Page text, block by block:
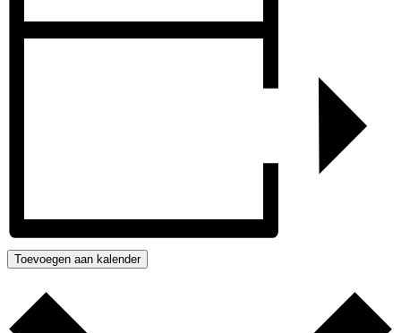
Toevoegen aan kalender